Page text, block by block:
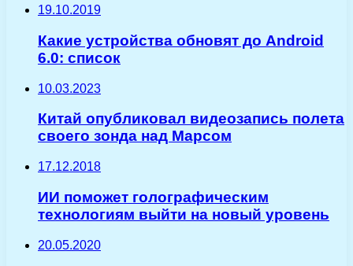
19.10.2019
Какие устройства обновят до Android
6.0: список
10.03.2023
Китай опубликовал видеозапись полета
своего зонда над Марсом
17.12.2018
ИИ поможет голографическим
технологиям выйти на новый уровень
20.05.2020